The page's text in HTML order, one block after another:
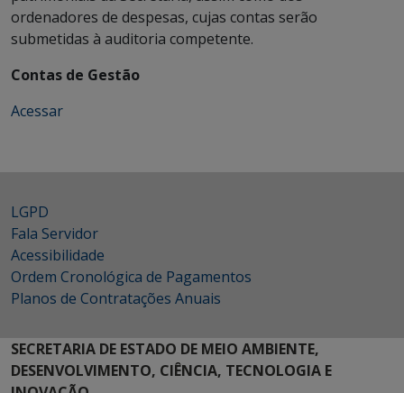
ordenadores de despesas, cujas contas serão
submetidas à auditoria competente.
Contas de Gestão
Acessar
LGPD
Fala Servidor
Acessibilidade
Ordem Cronológica de Pagamentos
Planos de Contratações Anuais
SECRETARIA DE ESTADO DE MEIO AMBIENTE,
DESENVOLVIMENTO, CIÊNCIA, TECNOLOGIA E